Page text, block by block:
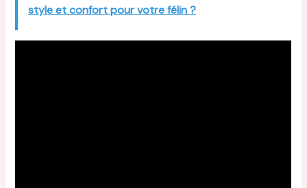
style et confort pour votre félin ?